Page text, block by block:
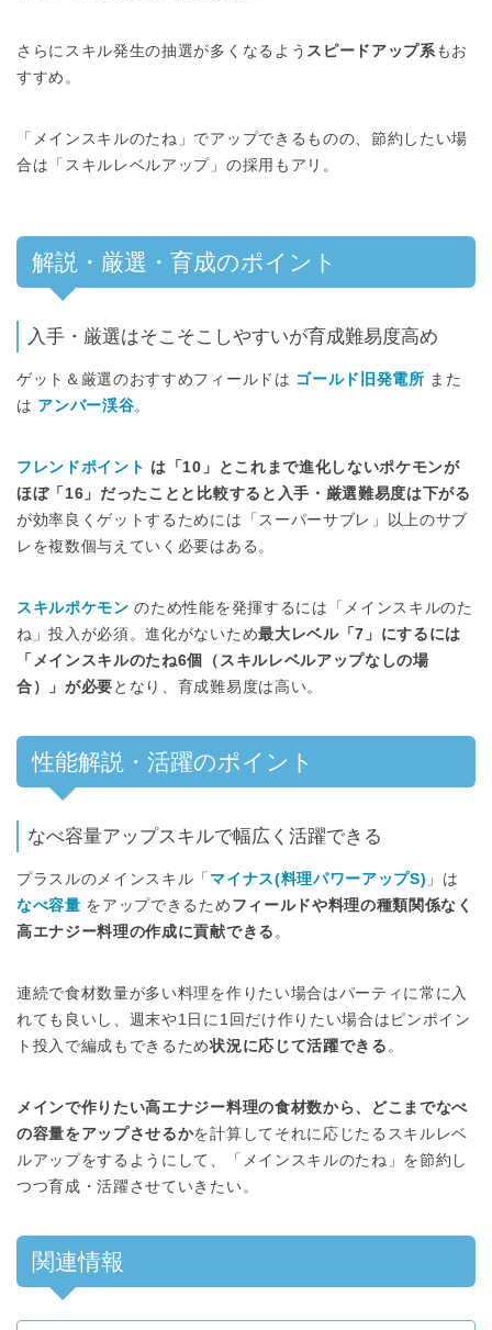
さらにスキル発生の抽選が多くなるよう スピードアップ系もお
すすめ。
「メインスキルのたね」でアップできるものの、節約したい場
合は「スキルレベルアップ」の採用もアリ。
解説・厳選・育成のポイント
入手・厳選はそこそこしやすいが育成難易度高め
ゲット＆厳選のおすすめフィールドは ゴールド旧発電所 また
は アンバー渓谷。
フレンドポイント は「10」とこれまで進化しないポケモンが
ほぼ「16」だったことと比較すると入手・厳選難易度は下がる
が効率良くゲットするためには「スーパーサブレ」以上のサブ
レを複数個与えていく必要はある。
スキルポケモン のため性能を発揮するには「メインスキルのた
ね」投入が必須。進化がないため最大レベル「7」にするには
「メインスキルのたね6個（スキルレベルアップなしの場
合）」が必要 となり、育成難易度は高い。
性能解説・活躍のポイント
なべ容量アップスキルで幅広く活躍できる
プラスルのメインスキル「 マイナス(料理パワーアップS) 」は
なべ容量 をアップできるため フィールドや料理の種類関係なく
高エナジー料理の作成に貢献できる 。
連続で食材数量が多い料理を作りたい場合はパーティに常に入
れても良いし、週末や1日に1回だけ作りたい場合はピンポイン
ト投入で編成もできるため状況に応じて活躍できる 。
メインで作りたい高エナジー料理の食材数から、どこまでなべ
の容量をアップさせるかを計算してそれに応じたるスキルレベ
ルアップをするようにして、「メインスキルのたね」を節約し
つつ育成・活躍させていきたい。
関連情報